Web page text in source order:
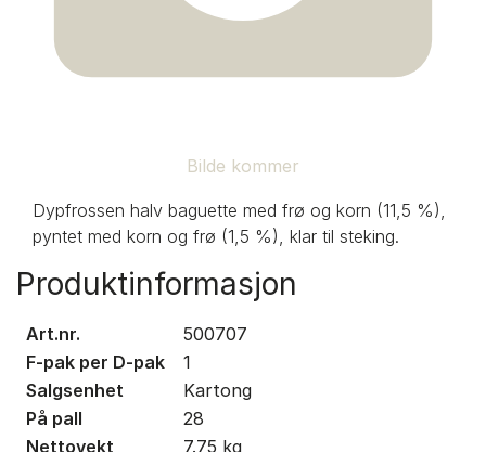
Bilde kommer
Dypfrossen halv baguette med frø og korn (11,5 %),
pyntet med korn og frø (1,5 %), klar til steking.
Produktinformasjon
Art.nr.
500707
F-pak per D-pak
1
Salgsenhet
Kartong
På pall
28
Nettovekt
7.75 kg